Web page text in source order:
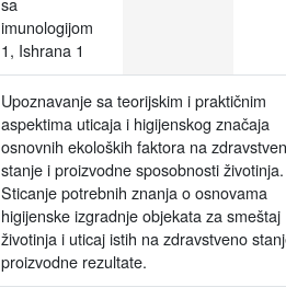
imunologijom
1, Ishrana 1
Upoznavanje sa teorijskim i praktičnim
aspektima uticaja i higijenskog značaja
osnovnih ekoloških faktora na
stanje i proizvodne sposobnosti životinja.
Sticanje potrebnih znanja o osnovama
higijenske izgradnje objekata za smeštaj
životinja i uticaj istih na zdravstveno
proizvodne rezultate.